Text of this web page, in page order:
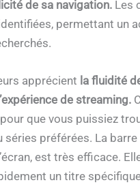
de sa navigation. Les
permettant un
apprécient la fluidité
de streaming.
que vous puissiez
séries préférées. La barre
est très efficace.
un titre